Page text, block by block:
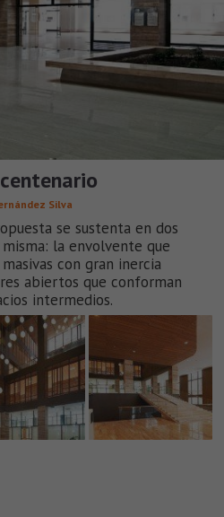
Silva
se sustenta en dos
la envolvente que
con gran inercia
abiertos que conforman
intermedios.